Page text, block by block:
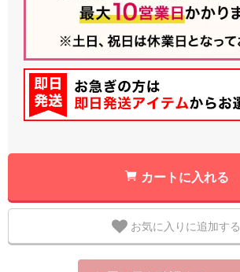
カートに入れる
お気に入りに追加する